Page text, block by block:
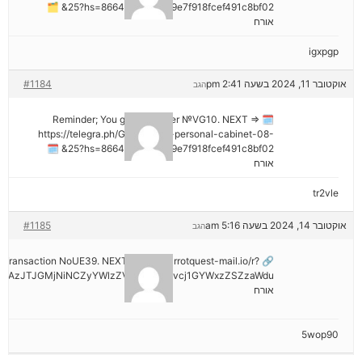
25?hs=8664c520642b9e7f918fcef491c8bf02& 🗂
אורח
igxpgp
אוקטובר 11, 2024 בשעה 2:41 pm #1184 הגב
🗓 Reminder; You got a transfer №VG10. NEXT =>
https://telegra.ph/Go-to-your-personal-cabinet-08-
25?hs=8664c520642b9e7f918fcef491c8bf02& 🗓
אורח
tr2vle
אוקטובר 14, 2024 בשעה 5:16 am #1185 הגב
Transaction NoUE39. NEXT >> out.carrotquest-mail.io/r?
אורח
5wop90